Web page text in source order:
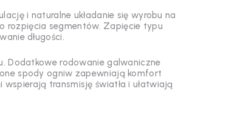
i naturalne układanie się wyrobu na
rozpięcia segmentów. Zapięcie typu
długości.
Dodatkowe rodowanie galwaniczne
spody ogniw zapewniają komfort
transmisję światła i ułatwiają